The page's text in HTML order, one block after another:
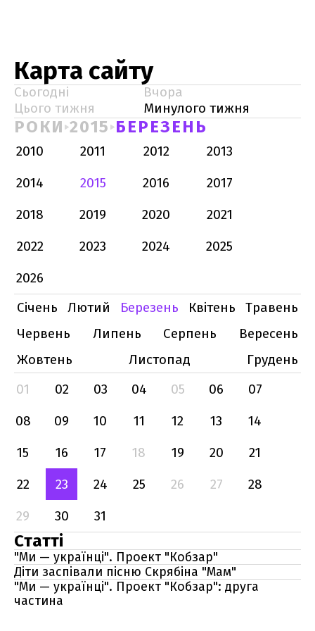
Карта сайту
Сьогодні
Вчора
Цього тижня
Минулого тижня
РОКИ 2015 БЕРЕЗЕНЬ
2010 2011 2012
2013
2014
2015 2016
2017
2018
2019 2020
2021
2022
2023 2024
2025
2026
Січень
Лютий Березень Квітень
Травень
Червень
Липень Серпень
Вересень
Жовтень
Листопад
Грудень
01
02 03 04 05 06
07
08
09 10 11 12 13
14
15
16 17 18 19 20
21
22
23 24 25 26 27
28
29
30 31
Статті
"Ми — українці". Проект "Кобзар"
Діти заспівали пісню Скрябіна "Мам"
"Ми — українці". Проект "Кобзар": друга
частина